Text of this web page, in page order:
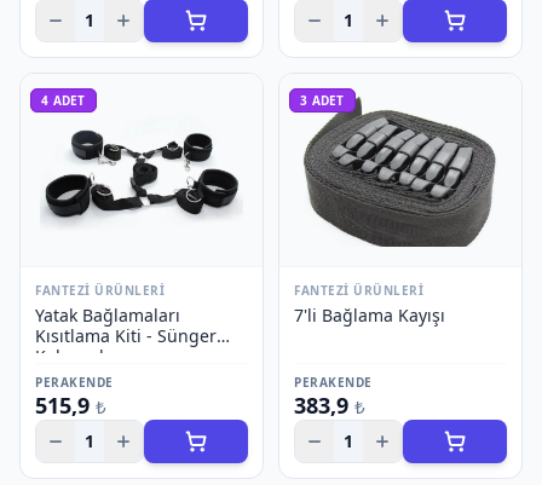
1 1
4 ADET
FANTEZI ÜRÜNLERI
Yatak Bağlamaları
Kısıtlama Kiti - Sünger
Kelepçeler
PERAKENDE
515,9 ₺
1
3 ADET
FANTEZI ÜRÜNLERI
7'li Bağlama Kayışı
PERAKENDE
383,9 ₺
1